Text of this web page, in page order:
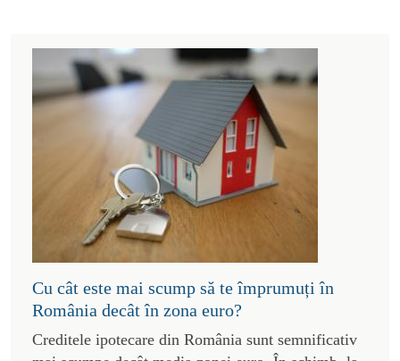
Cu cât este mai scump să te împrumuți în
România decât în zona euro?
Creditele ipotecare din România sunt semnificativ